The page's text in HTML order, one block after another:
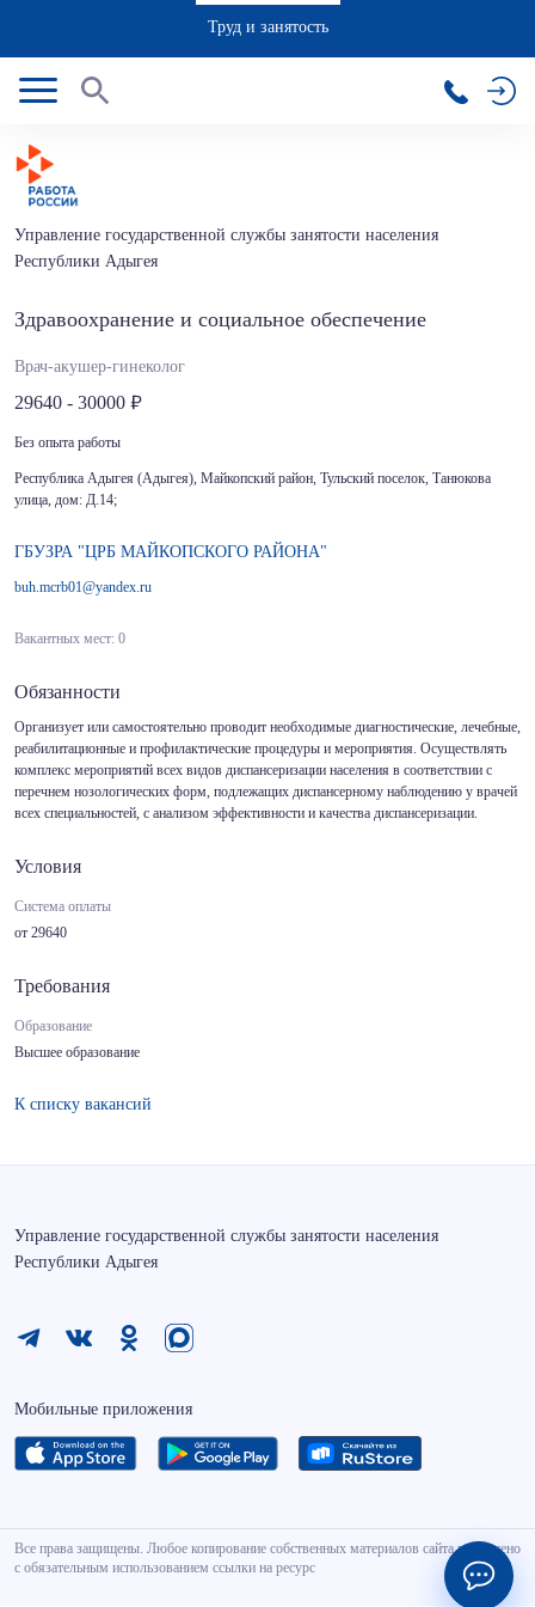
Труд и занятость
Управление государственной службы занятости населения
Республики Адыгея
Здравоохранение и социальное обеспечение
Врач-акушер-гинеколог
29640 - 30000
Без опыта работы
Республика Адыгея (Адыгея), Майкопский район, Тульский поселок, Танюкова
улица, дом: Д.14;
ГБУЗРА "ЦРБ МАЙКОПСКОГО РАЙОНА"
buh.mcrb01@yandex.ru
Вакантных мест: 0
Обязанности
Организует или самостоятельно проводит необходимые диагностические, лечебные,
реабилитационные и профилактические процедуры и мероприятия. Осуществлять
комплекс мероприятий всех видов диспансеризации населения в соответствии с
перечнем нозологических форм, подлежащих диспансерному наблюдению у врачей
всех специальностей, с анализом эффективности и качества диспансеризации.
Условия
Система оплаты
от 29640
Требования
Образование
Высшее образование
К списку вакансий
Управление государственной службы занятости населения
Республики Адыгея
Мобильные приложения
Все права защищены. Любое копирование собственных материалов сайта разрешено
с обязательным использованием ссылки на ресурс